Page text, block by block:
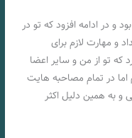
و در ادامه افزود که تو در
و مهارت لازم برای
که تو از من و سایر اعضا
در تمام مصاحبه ‌هایت
و به همین دلیل اکثر